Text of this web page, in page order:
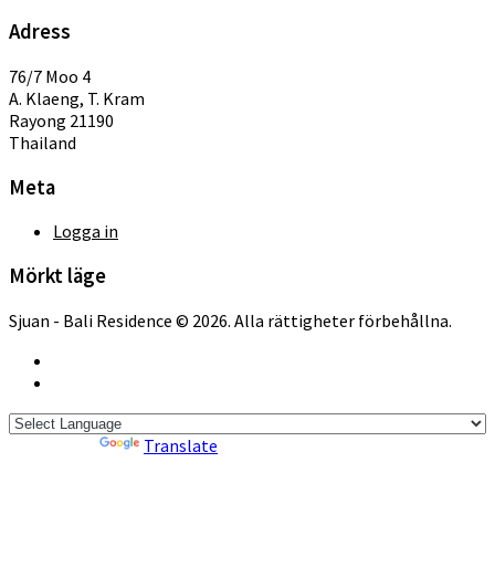
Adress
76/7 Moo 4
A. Klaeng, T. Kram
Rayong 21190
Thailand
Meta
Logga in
Mörkt läge
Sjuan - Bali Residence © 2026. Alla rättigheter förbehållna.
Translate